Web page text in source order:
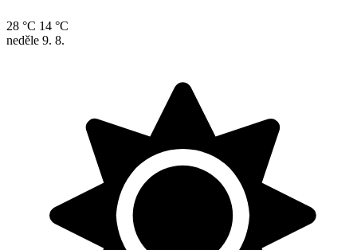
28 °C 14 °C
neděle 9. 8.